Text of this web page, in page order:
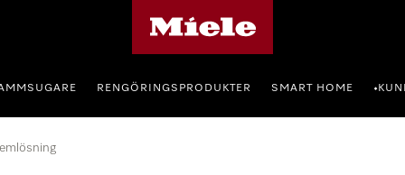
RENGÖRINGSPRODUKTER SMART HOME •